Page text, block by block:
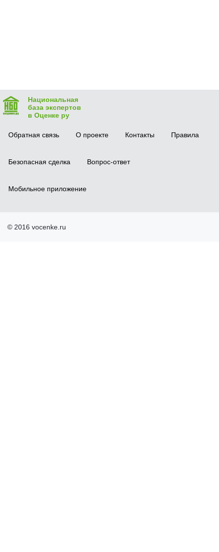
Национальная
база экспертов
в Оценке ру
Обратная связь О проекте Контакты Правила
Безопасная сделка Вопрос-ответ
Мобильное приложение
© 2016 vocenke.ru